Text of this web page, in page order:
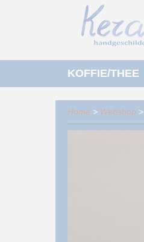
KOFFIE/THEE
Home > Webshop >